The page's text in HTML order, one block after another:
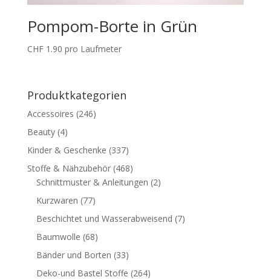
Pompom-Borte in Grün
CHF1.90 pro Laufmeter
Produktkategorien
Accessoires (246)
Beauty (4)
Kinder & Geschenke (337)
Stoffe & Nähzubehör (468)
Schnittmuster & Anleitungen (2)
Kurzwaren (77)
Beschichtet und Wasserabweisend (7)
Baumwolle (68)
Bänder und Borten (33)
Deko-und Bastel Stoffe (264)